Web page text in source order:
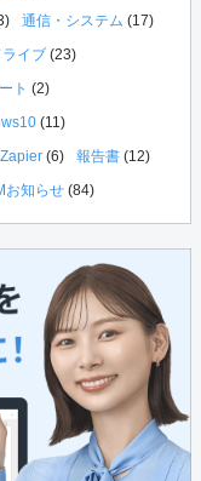
通信・システム (17)
イブ (23)
ト (2)
(11)
Zapier (6) 報告書 (12)
お知らせ (84)